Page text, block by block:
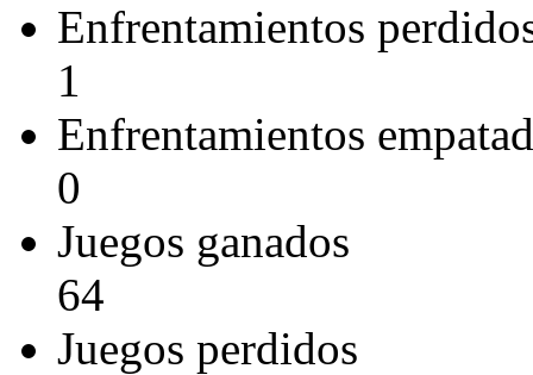
Enfrentamientos
1
Enfrentamientos
0
Juegos ganados
64
Juegos perdidos